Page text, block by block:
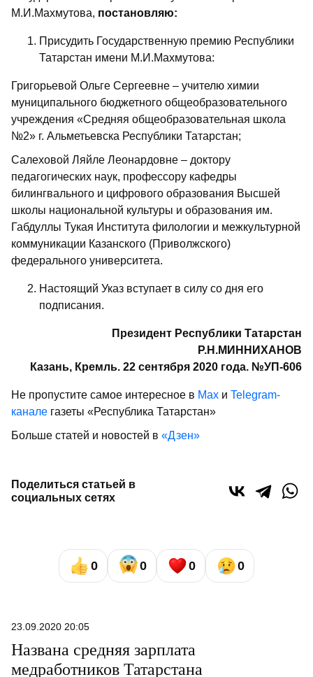
М.И.Махмутова, постановляю:
Присудить Государственную премию Республики
Татарстан имени М.И.Махмутова:
Григорьевой Ольге Сергеевне – учителю химии
муниципального бюджетного общеобразовательного
учреждения «Средняя обще­образовательная школа
№2» г. Альметьевска Республики Татарстан;
Салеховой Ляйле Леонардовне – доктору
педагогических наук, профессору кафедры
билингвального и цифрового образования Высшей
школы национальной культуры и образования им.
Габдуллы Тукая Института филологии и межкультурной
коммуникации Казанского (Приволжского)
федерального университета.
Настоящий Указ вступает в силу со дня его
подписания.
Президент Республики Татарстан
Р.Н.МИННИХАНОВ
Казань, Кремль. 22 сентября 2020 года. №УП-606
Не пропустите самое интересное в Max и Telegram-
канале газеты «Республика Татарстан»
Больше статей и новостей в «Дзен»
Поделиться статьей в
социальных сетях
0 0 0 0
23.09.2020 20:05
Названа средняя зарплата
медработников Татарстана